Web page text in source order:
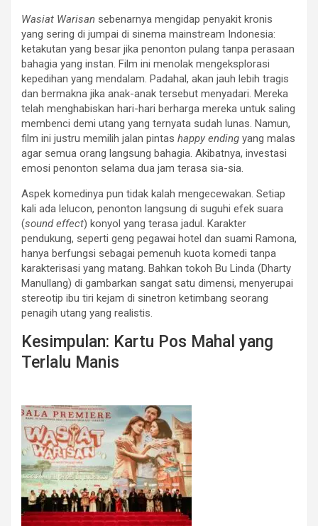
Wasiat Warisan sebenarnya mengidap penyakit kronis
yang sering di jumpai di sinema mainstream Indonesia:
ketakutan yang besar jika penonton pulang tanpa perasaan
bahagia yang instan. Film ini menolak mengeksplorasi
kepedihan yang mendalam. Padahal, akan jauh lebih tragis
dan bermakna jika anak-anak tersebut menyadari. Mereka
telah menghabiskan hari-hari berharga mereka untuk saling
membenci demi utang yang ternyata sudah lunas. Namun,
film ini justru memilih jalan pintas happy ending yang malas
agar semua orang langsung bahagia. Akibatnya, investasi
emosi penonton selama dua jam terasa sia-sia.
Aspek komedinya pun tidak kalah mengecewakan. Setiap
kali ada lelucon, penonton langsung di suguhi efek suara
(sound effect) konyol yang terasa jadul. Karakter
pendukung, seperti geng pegawai hotel dan suami Ramona,
hanya berfungsi sebagai pemenuh kuota komedi tanpa
karakterisasi yang matang. Bahkan tokoh Bu Linda (Dharty
Manullang) di gambarkan sangat satu dimensi, menyerupai
stereotip ibu tiri kejam di sinetron ketimbang seorang
penagih utang yang realistis.
Kesimpulan: Kartu Pos Mahal yang
Terlalu Manis